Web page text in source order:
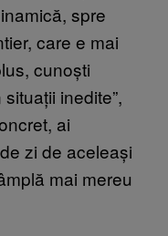
spre
care e mai
cunoști
inedite”,
ai
zi de aceleași
mai mereu